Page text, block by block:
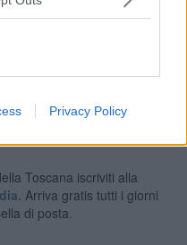
Privacy Policy
Toscana iscriviti alla
Arriva gratis tutti i giorni
di posta.